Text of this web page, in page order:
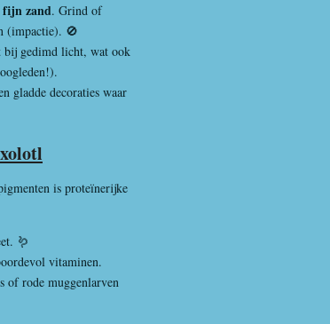
fijn zand. Grind of
(impactie). 🚫
bij gedimd licht, wat ook
gladde decoraties waar
is proteïnerijke
🪱
vitaminen.
of rode muggenlarven